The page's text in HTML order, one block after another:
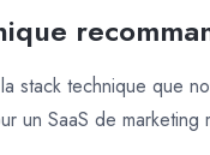
stack technique que
un SaaS de marketing